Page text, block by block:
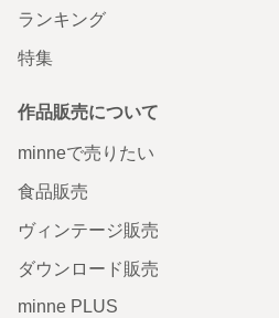
ランキング
特集
作品販売について
minneで売りたい
食品販売
ヴィンテージ販売
ダウンロード販売
minne PLUS